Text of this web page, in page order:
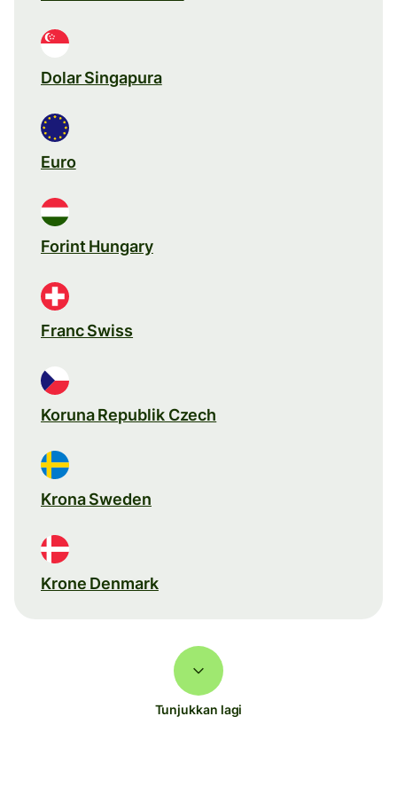
Dolar Singapura
Euro
Forint Hungary
Franc Swiss
Koruna Republik Czech
Krona Sweden
Krone Denmark
Tunjukkan lagi